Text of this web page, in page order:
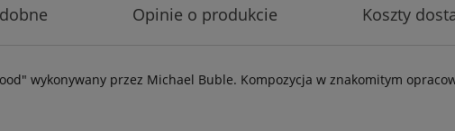
Opinie o produkcie Koszty
wykonywany przez Michael Buble. Kompozycja w znakomitym